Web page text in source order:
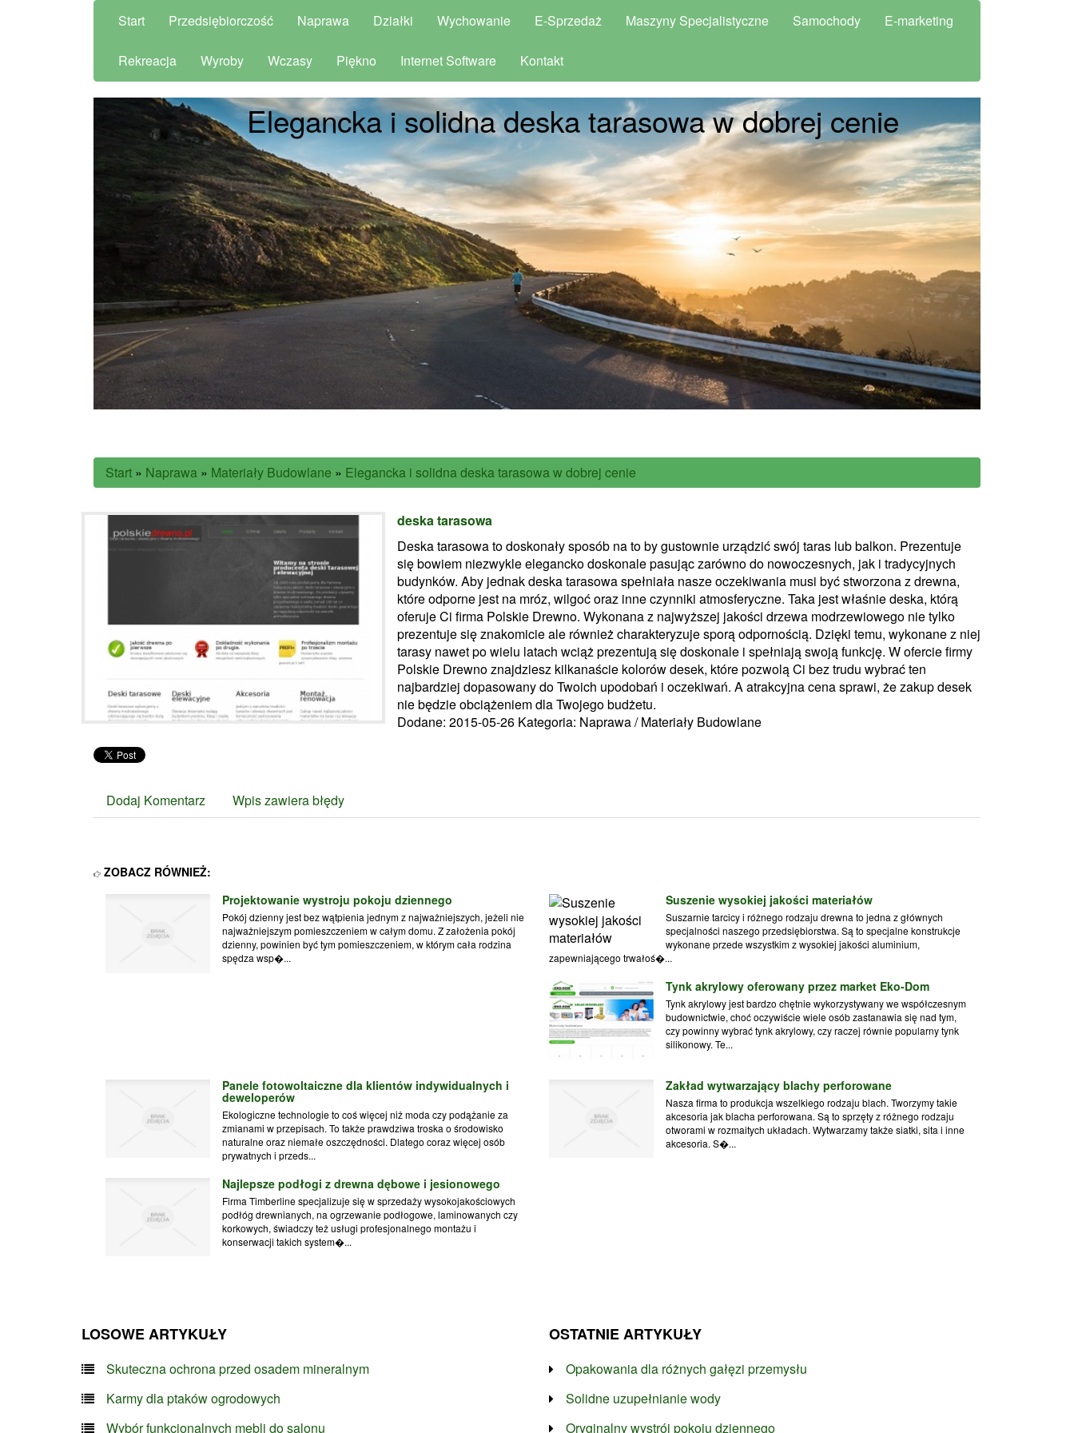
Start Przedsiębiorczość Naprawa Działki Wychowanie E-Sprzedaż Maszyny Specjalistyczne Samochody E-marketing
Rekreacja Wyroby Wczasy Piękno Internet Software Kontakt
Elegancka i solidna deska tarasowa w dobrej cenie
Start » Naprawa » Materiały Budowlane » Elegancka i solidna deska tarasowa w dobrej cenie
deska tarasowa
Deska tarasowa to doskonały sposób na to by gustownie urządzić swój taras lub balkon. Prezentuje
się bowiem niezwykle elegancko doskonale pasując zarówno do nowoczesnych, jak i tradycyjnych
budynków. Aby jednak deska tarasowa spełniała nasze oczekiwania musi być stworzona z drewna,
które odporne jest na mróz, wilgoć oraz inne czynniki atmosferyczne. Taka jest właśnie deska, którą
oferuje Ci firma Polskie Drewno. Wykonana z najwyższej jakości drzewa modrzewiowego nie tylko
prezentuje się znakomicie ale również charakteryzuje sporą odpornością. Dzięki temu, wykonane z niej
tarasy nawet po wielu latach wciąż prezentują się doskonale i spełniają swoją funkcję. W ofercie firmy
Polskie Drewno znajdziesz kilkanaście kolorów desek, które pozwolą Ci bez trudu wybrać ten
najbardziej dopasowany do Twoich upodobań i oczekiwań. A atrakcyjna cena sprawi, że zakup desek
nie będzie obciążeniem dla Twojego budżetu.
Dodane: 2015-05-26 Kategoria: Naprawa / Materiały Budowlane
Dodaj Komentarz Wpis zawiera błędy
ZOBACZ RÓWNIEŻ:
Projektowanie wystroju pokoju dziennego
Pokój dzienny jest bez wątpienia jednym z najważniejszych, jeżeli nie
najważniejszym pomieszczeniem w całym domu. Z założenia pokój
dzienny, powinien być tym pomieszczeniem, w którym cała rodzina
spędza wsp�...
Suszenie wysokiej jakości materiałów
Suszarnie tarcicy i różnego rodzaju drewna to jedna z głównych
specjalności naszego przedsiębiorstwa. Są to specjalne konstrukcje
wykonane przede wszystkim z wysokiej jakości aluminium,
zapewniającego trwałoś�...
Tynk akrylowy oferowany przez market Eko-Dom
Tynk akrylowy jest bardzo chętnie wykorzystywany we współczesnym
budownictwie, choć oczywiście wiele osób zastanawia się nad tym,
czy powinny wybrać tynk akrylowy, czy raczej równie popularny tynk
silikonowy. Te...
Panele fotowoltaiczne dla klientów indywidualnych i
deweloperów
Ekologiczne technologie to coś więcej niż moda czy podążanie za
zmianami w przepisach. To także prawdziwa troska o środowisko
naturalne oraz niemałe oszczędności. Dlatego coraz więcej osób
prywatnych i przeds...
Zakład wytwarzający blachy perforowane
Nasza firma to produkcja wszelkiego rodzaju blach. Tworzymy takie
akcesoria jak blacha perforowana. Są to sprzęty z różnego rodzaju
otworami w rozmaitych układach. Wytwarzamy także siatki, sita i inne
akcesoria. S�...
Najlepsze podłogi z drewna dębowe i jesionowego
Firma Timberline specjalizuje się w sprzedaży wysokojakościowych
podłóg drewnianych, na ogrzewanie podłogowe, laminowanych czy
korkowych, świadczy też usługi profesjonalnego montażu i
konserwacji takich system�...
LOSOWE ARTYKUŁY
Skuteczna ochrona przed osadem mineralnym
Karmy dla ptaków ogrodowych
Wybór funkcjonalnych mebli do salonu
OSTATNIE ARTYKUŁY
Opakowania dla różnych gałęzi przemysłu
Solidne uzupełnianie wody
Oryginalny wystrój pokoju dziennego